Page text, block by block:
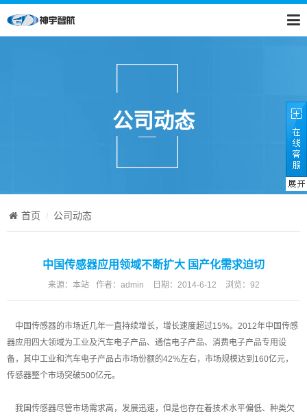
公司动态
首页 公司动态
中国传感器应用领域不断扩大 国产化需求迫切
来源： 本站 作者： admin 日期： 2014-6-12 浏览： 92
中国传感器的市场近几年一直持续增长，增长速度超过15%。2012年中国传感
器应用四大领域为工业及汽车电子产品、通信电子产品、消费电子产品专用设
备，其中工业和汽车电子产品占市场份额的42%左右，市场规模达到160亿元，
传感器整个市场突破500亿元。
我国传感器尽管市场需求高，发展迅速，但是也存在着技术水平偏低、种类欠